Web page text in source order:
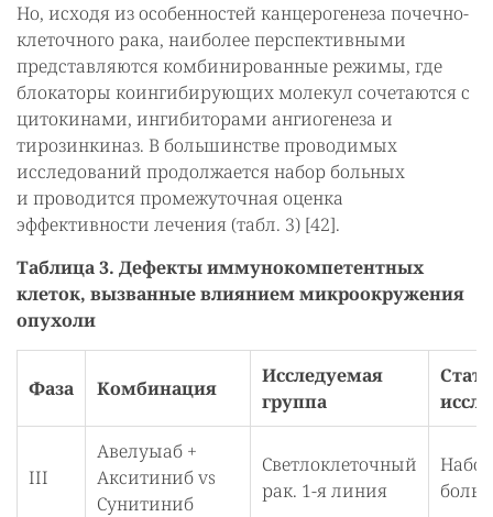
Но, исходя из особенностей канцерогенеза почечно-
клеточного рака, наиболее перспективными
представляются комбинированные режимы, где
блокаторы коингибирующих молекул сочетаются с
цитокинами, ингибиторами ангиогенеза и
тирозинкиназ. В большинстве проводимых
исследований продолжается набор больных
и проводится промежуточная оценка
эффективности лечения (табл. 3) [42].
Таблица 3. Дефекты иммунокомпетентных
клеток, вызванные влиянием микроокружения
опухоли
Фаза Комбинация
Исследуемая
группа
III
Авелуыаб +
Акситиниб vs
Сунитиниб
Светлоклеточный
рак. 1-я линия
Набор